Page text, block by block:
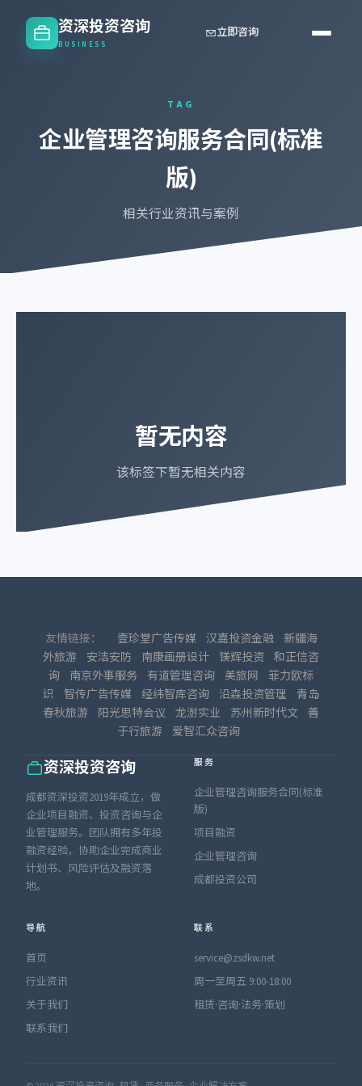
资深投资咨询
BUSINESS
立即咨询
TAG
企业管理咨询服务合同(标准
版)
相关行业资讯与案例
暂无内容
该标签下暂无相关内容
友情链接： 壹珍堂广告传媒 汉嘉投资金融
新疆海
外旅游
安洁安防 南康画册设计 镁辉投资 和正信咨
询
南京外事服务 有道管理咨询 美旅网
菲力欧标
识
智传广告传媒 经纬智库咨询 沿森投资管理
青岛
春秋旅游
阳光思特会议 龙澍实业 苏州新时代文 善
于行旅游
爱智汇众咨询
资深投资咨询
成都资深投资2019年成立，做
企业项目融资、投资咨询与企
业管理服务。团队拥有多年投
融资经验，协助企业完成商业
计划书、风险评估及融资落
地。
服务
企业管理咨询服务合同(标准
版)
项目融资
企业管理咨询
成都投资公司
导航
首页
行业资讯
关于我们
联系我们
联系
service@zsdkw.net
周一至周五 9:00-18:00
租赁·咨询·法务·策划